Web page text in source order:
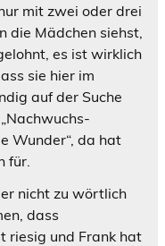
mit zwei oder drei
die Mädchen siehst,
es ist wirklich
sie hier im
auf der Suche
Wunder“, da hat
für.
nicht zu wörtlich
dass
riesig und Frank hat